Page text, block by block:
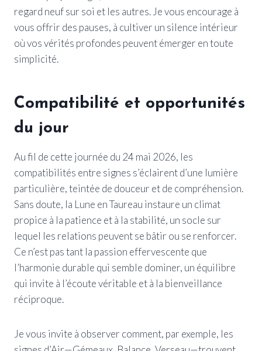
regard neuf sur soi et les autres. Je vous encourage à
vous offrir des pauses, à cultiver un silence intérieur
où vos vérités profondes peuvent émerger en toute
simplicité.
Compatibilité et opportunités
du jour
Au fil de cette journée du 24 mai 2026, les
compatibilités entre signes s’éclairent d’une lumière
particulière, teintée de douceur et de compréhension.
Sans doute, la Lune en Taureau instaure un climat
propice à la patience et à la stabilité, un socle sur
lequel les relations peuvent se bâtir ou se renforcer.
Ce n’est pas tant la passion effervescente que
l’harmonie durable qui semble dominer, un équilibre
qui invite à l’écoute véritable et à la bienveillance
réciproque.
Je vous invite à observer comment, par exemple, les